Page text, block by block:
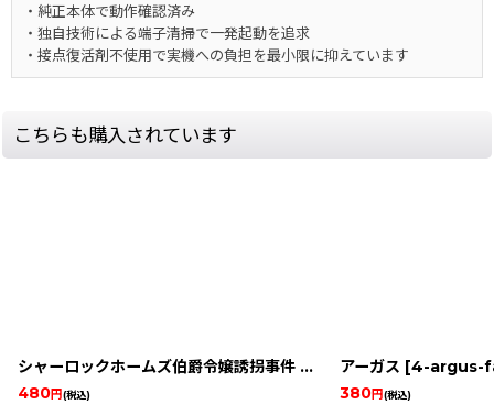
・純正本体で動作確認済み
・独自技術による端子清掃で一発起動を追求
・接点復活剤不使用で実機への負担を最小限に抑えています
こちらも購入されています
シャーロックホームズ伯爵令嬢誘拐事件 [591-sherlock-
480円(税込)
アーガス [4-argus-
380円(税込)